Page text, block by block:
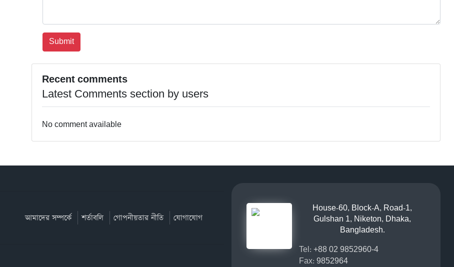
Recent comments
Latest Comments section by users
No comment available
আমাদের সম্পর্কে শর্তাবলি গোপনীয়তার নীতি যোগাযোগ
House-60, Block-A, Road-1,
Gulshan 1, Niketon, Dhaka,
Bangladesh.
Tel: +88 02 9852960-4
Fax: 9852964